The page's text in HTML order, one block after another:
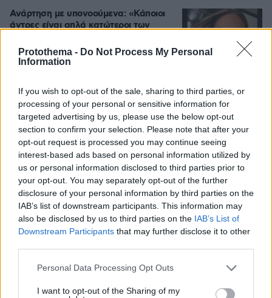
Protothema - Do Not Process My Personal
Information
If you wish to opt-out of the sale, sharing to third parties, or
processing of your personal or sensitive information for
targeted advertising by us, please use the below opt-out
section to confirm your selection. Please note that after your
opt-out request is processed you may continue seeing
interest-based ads based on personal information utilized by
us or personal information disclosed to third parties prior to
your opt-out. You may separately opt-out of the further
disclosure of your personal information by third parties on the
IAB’s list of downstream participants. This information may
also be disclosed by us to third parties on the IAB’s List of
Downstream Participants that may further disclose it to other
Please note that this website/app uses one or more Google
not limited to your visit or usage behaviour. You may click to
Personal Data Processing Opt Outs
I want to opt-out of the Sharing of my
Ανάρτηση με υπονοούμενα: «Κάποιοι
άντρες είναι απλά κατώτεροι των
μέσω φημών για τη σχέση της με τον
Γιώργο Λιβάνη
Γεωργιάδης για την επίθεση σε
νοσηλεύτρια στον Ερυθρό Σταυρό:
Κάτω τα χέρια από το προσωπικό του
ΕΣΥ
09.08.2026, 17:27 4
Χούθι, το «άλυτο πρόβλημα» της
Μέσης Ανατολής: Γιατί χίλια πλήγματα
δεν ήταν αρκετά για να τους